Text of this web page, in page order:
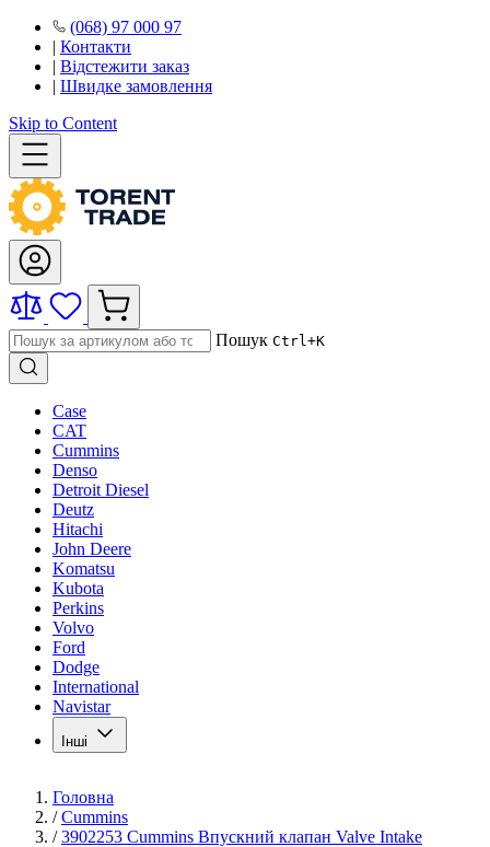
(068) 97 000 97
| Контакти
| Відстежити заказ
| Швидке замовлення
Skip to Content
Пошук Ctrl+K
Case
CAT
Cummins
Denso
Detroit Diesel
Deutz
Hitachi
John Deere
Komatsu
Kubota
Perkins
Volvo
Ford
Dodge
International
Navistar
Інші
Головна
/ Cummins
/ 3902253 Cummins Впускний клапан Valve Intake